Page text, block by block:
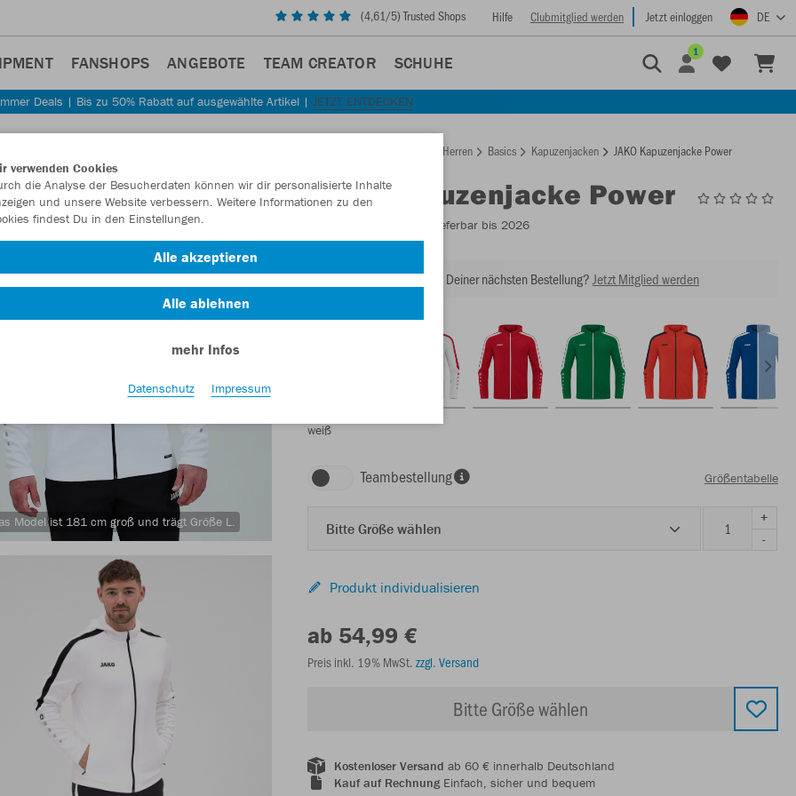
(4,61/5) Trusted Shops Hilfe Clubmitglied werden Jetzt einloggen DE
FANSHOPS ANGEBOTE TEAM CREATOR SCHUHE
1
Deals | Bis zu 50% Rabatt auf ausgewählte Artikel | JETZT ENTDECKEN
Model ist 181 cm groß und trägt Größe L.
Herren Basics Kapuzenjacken JAKO Kapuzenjacke Power
JAKOKapuzenjacke Power
- Lieferbar bis 2026
Lust auf 30% Rabatt bei Deiner nächsten Bestellung? Jetzt Mitglied werden
weiß
Teambestellung Größentabelle
Bitte Größe wählen
+
-
Produkt individualisieren
ab 54,99 €
Preis inkl. 19% MwSt. zzgl. Versand
Bitte Größe wählen
Kostenloser Versand ab 60 € innerhalb Deutschland
Kauf auf RechnungEinfach, sicher und bequem
verwenden Cookies
die Analyse der Besucherdaten können wir dir personalisierte Inhalte
und unsere Website verbessern. Weitere Informationen zu den
findest Du in den Einstellungen.
Alle akzeptieren
Alle ablehnen
mehr Infos
Datenschutz Impressum